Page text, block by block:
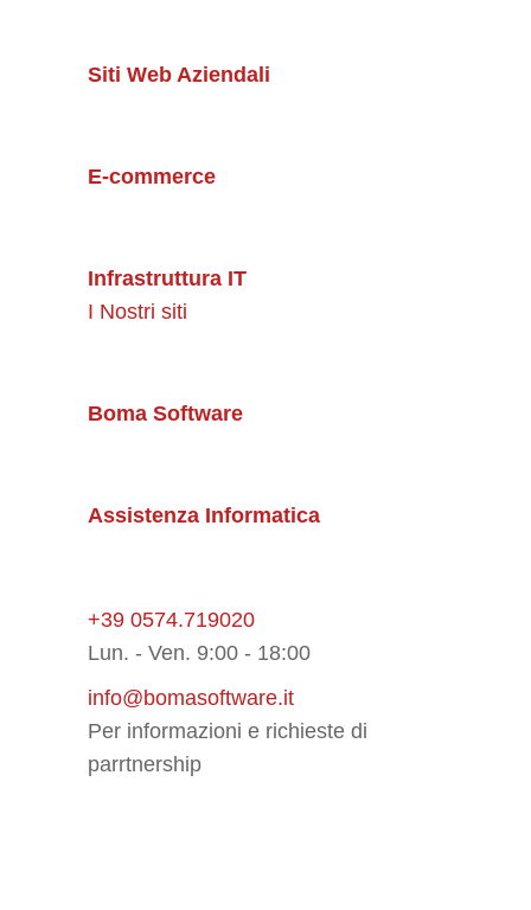
Siti Web Aziendali
E-commerce
Infrastruttura IT
I Nostri siti
Boma Software
Assistenza Informatica
+39 0574.719020
Lun. - Ven. 9:00 - 18:00
info@bomasoftware.it
Per informazioni e richieste di
parrtnership